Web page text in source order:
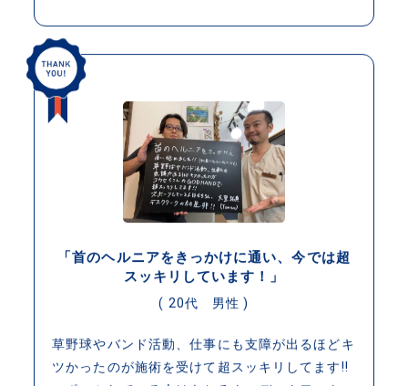
「首のヘルニアをきっかけに通い、今では超
スッキリしています！」
( 20代 男性 )
草野球やバンド活動、仕事にも支障が出るほどキ
ツかったのが施術を受けて超スッキリしてます!!